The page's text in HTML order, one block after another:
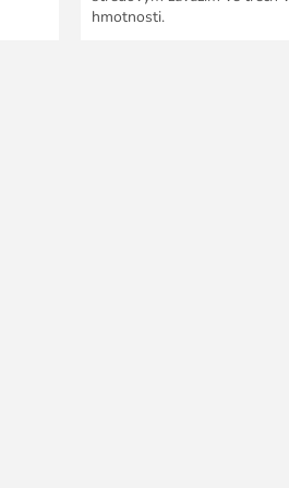
hmotnosti.